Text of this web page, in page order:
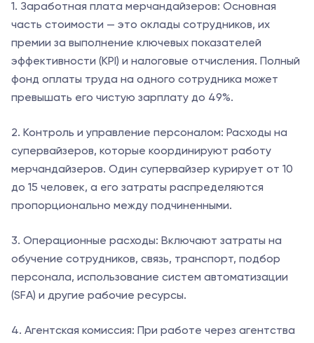
1. Заработная плата мерчандайзеров: Основная
часть стоимости — это оклады сотрудников, их
премии за выполнение ключевых показателей
эффективности (KPI) и налоговые отчисления. Полный
фонд оплаты труда на одного сотрудника может
превышать его чистую зарплату до 49%.
2. Контроль и управление персоналом: Расходы на
супервайзеров, которые координируют работу
мерчандайзеров. Один супервайзер курирует от 10
до 15 человек, а его затраты распределяются
пропорционально между подчиненными.
3. Операционные расходы: Включают затраты на
обучение сотрудников, связь, транспорт, подбор
персонала, использование систем автоматизации
(SFA) и другие рабочие ресурсы.
4. Агентская комиссия: При работе через агентства